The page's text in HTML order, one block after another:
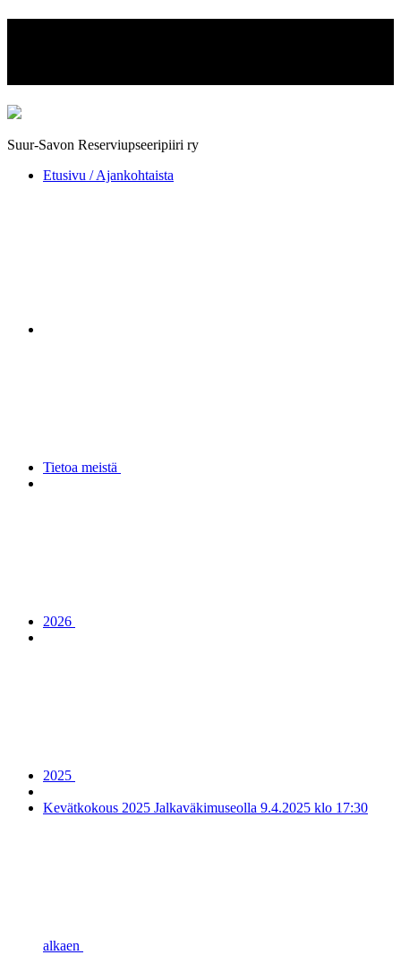
Suur-Savon Reserviupseeripiiri ry
Etusivu / Ajankohtaista
Tietoa meistä
2026
2025
Kevätkokous 2025 Jalkaväkimuseolla 9.4.2025 klo 17:30
alkaen